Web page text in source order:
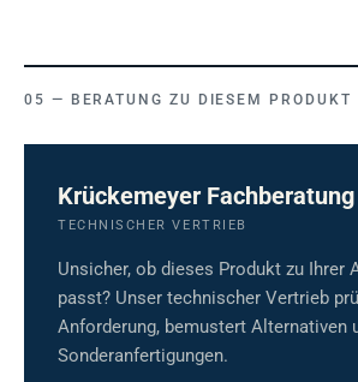
BERATUNG ZU DIESEM PRODUKT
Krückemeyer Fachberatung
TECHNISCHER VERTRIEB
Unsicher, ob dieses Produkt zu Ihrer
passt? Unser technischer Vertrieb
Anforderung, bemustert Alternativen
Sonderanfertigungen.